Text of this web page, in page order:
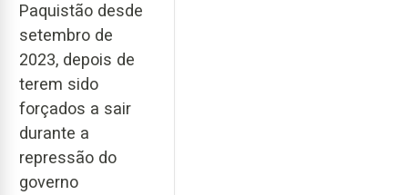
Paquistão desde
setembro de
2023, depois de
terem sido
forçados a sair
durante a
repressão do
governo